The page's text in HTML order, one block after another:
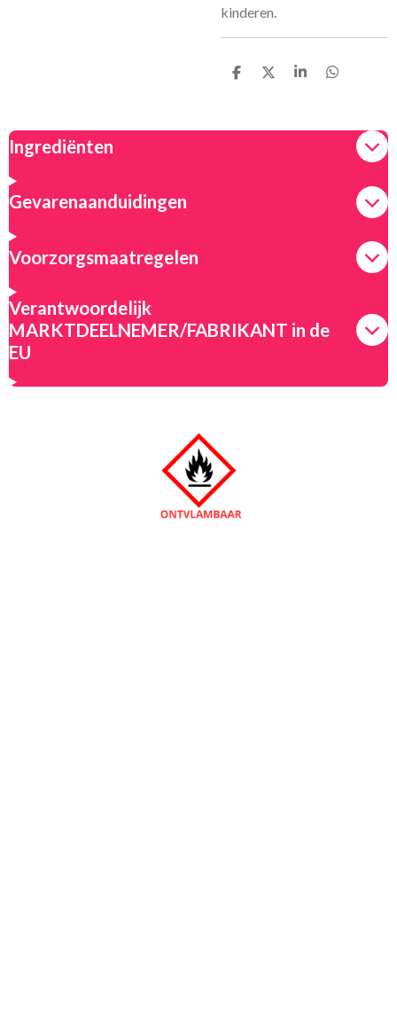
kinderen.
D
n
D
S
e
D
n
Ingrediënten
Gevarenaanduidingen
Voorzorgsmaatregelen
Verantwoordelijk
MARKTDEELNEMER/FABRIKANT in de
EU